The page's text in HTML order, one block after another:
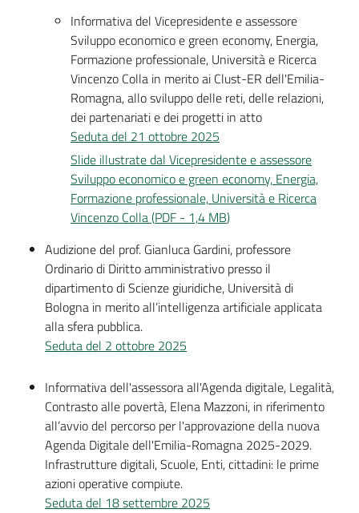
Informativa del Vicepresidente e assessore
Sviluppo economico e green economy, Energia,
Formazione professionale, Università e Ricerca
Vincenzo Colla in merito ai Clust-ER dell'Emilia-
Romagna, allo sviluppo delle reti, delle relazioni,
dei partenariati e dei progetti in atto
Seduta del 21 ottobre 2025
Slide illustrate dal Vicepresidente e assessore
Sviluppo economico e green economy, Energia,
Formazione professionale, Università e Ricerca
Vincenzo Colla(PDF - 1,4 MB)
Audizione del prof. Gianluca Gardini, professore
Ordinario di Diritto amministrativo presso il
dipartimento di Scienze giuridiche, Università di
Bologna in merito all’intelligenza artificiale applicata
alla sfera pubblica.
Seduta del 2 ottobre 2025
Informativa dell'assessora all'Agenda digitale, Legalità,
Contrasto alle povertà, Elena Mazzoni, in riferimento
all’avvio del percorso per l'approvazione della nuova
Agenda Digitale dell'Emilia-Romagna 2025-2029.
Infrastrutture digitali, Scuole, Enti, cittadini: le prime
azioni operative compiute.
Seduta del 18 settembre 2025